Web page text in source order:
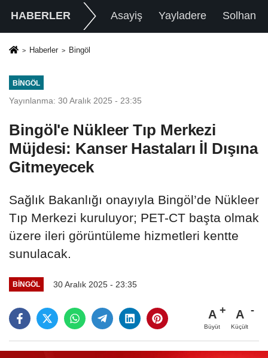
HABERLER Asayiş Yayladere Solhan
Haberler Bingöl
BINGÖL
Yayınlanma: 30 Aralık 2025 - 23:35
Bingöl'e Nükleer Tıp Merkezi
Müjdesi: Kanser Hastaları İl Dışına
Gitmeyecek
Sağlık Bakanlığı onayıyla Bingöl’de Nükleer
Tıp Merkezi kuruluyor; PET-CT başta olmak
üzere ileri görüntüleme hizmetleri kentte
sunulacak.
BINGÖL 30 Aralık 2025 - 23:35
A
Büyüt
A
Küçült